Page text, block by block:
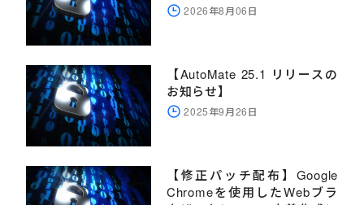
2026年8月06日
【AutoMate 25.1 リリースの
お知らせ】
2025年9月26日
【修正パッチ配布】Google
Chromeを使用したWebブラ